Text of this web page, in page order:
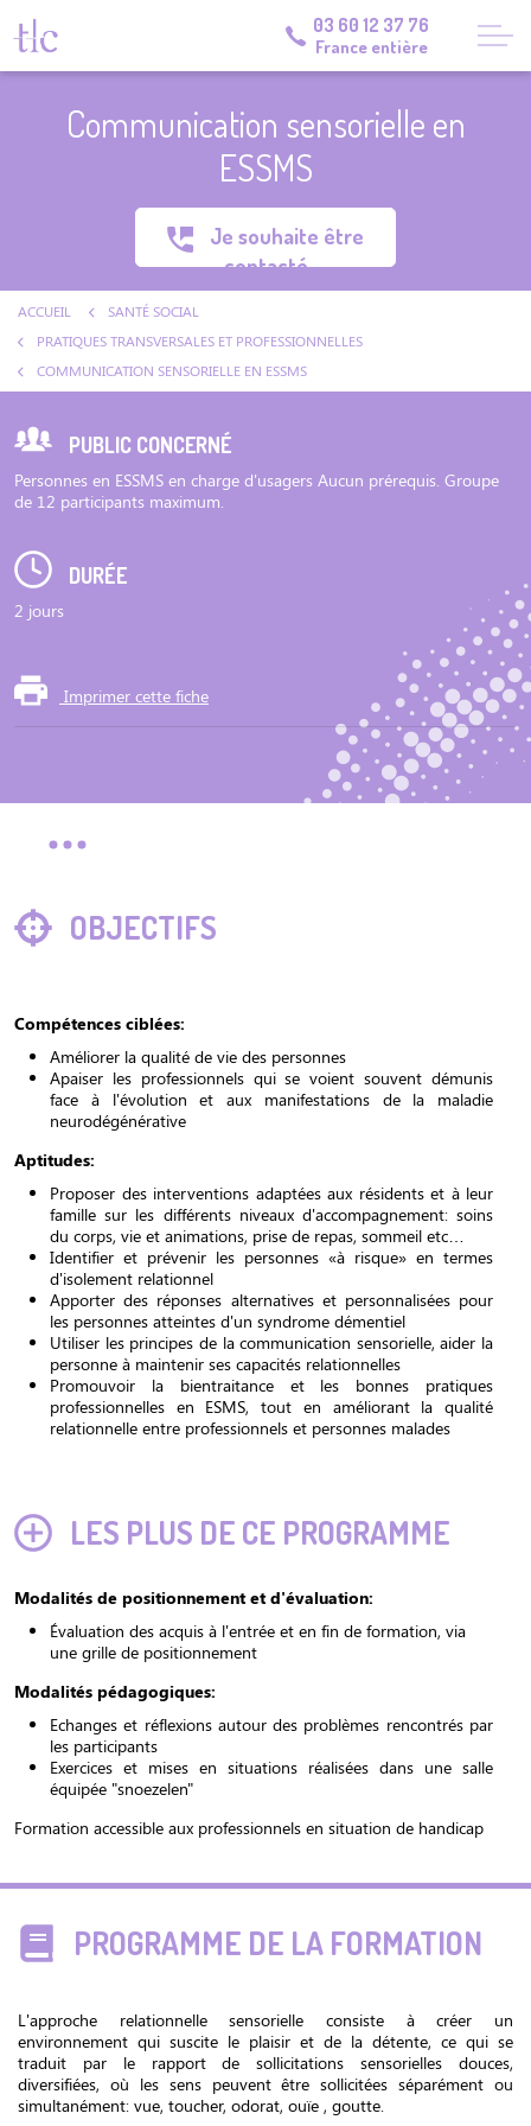
03 60 12 37 76
France entière
Communication sensorielle en
ESSMS
Je souhaite être
contacté
ACCUEIL
SANTÉ SOCIAL
PRATIQUES TRANSVERSALES ET PROFESSIONNELLES
COMMUNICATION SENSORIELLE EN ESSMS
OBJECTIFS
Compétences ciblées:
Améliorer la qualité de vie des personnes
Apaiser les professionnels qui se voient souvent démunis
face à l'évolution et aux manifestations de la maladie
neurodégénérative
Aptitudes:
Proposer des interventions adaptées aux résidents et à leur
famille sur les différents niveaux d'accompagnement: soins
du corps, vie et animations, prise de repas, sommeil etc…
Identifier et prévenir les personnes «à risque» en termes
d'isolement relationnel
Apporter des réponses alternatives et personnalisées pour
les personnes atteintes d'un syndrome démentiel
Utiliser les principes de la communication sensorielle, aider la
personne à maintenir ses capacités relationnelles
Promouvoir la bientraitance et les bonnes pratiques
professionnelles en ESMS, tout en améliorant la qualité
relationnelle entre professionnels et personnes malades
LES PLUS DE CE PROGRAMME
Modalités de positionnement et d'évaluation:
Évaluation des acquis à l'entrée et en fin de formation, via
une grille de positionnement
Modalités pédagogiques:
Echanges et réflexions autour des problèmes rencontrés par
les participants
Exercices et mises en situations réalisées dans une salle
équipée "snoezelen"
Formation accessible aux professionnels en situation de handicap
PUBLIC CONCERNÉ
Personnes en ESSMS en charge d'usagers Aucun prérequis. Groupe
de 12 participants maximum.
DURÉE
2 jours
Imprimer cette fiche
PROGRAMME DE LA FORMATION
L'approche relationnelle sensorielle consiste à créer un
environnement qui suscite le plaisir et de la détente, ce qui se
traduit par le rapport de sollicitations sensorielles douces,
diversifiées, où les sens peuvent être sollicitées séparément ou
simultanément: vue, toucher, odorat, ouïe , goutte.